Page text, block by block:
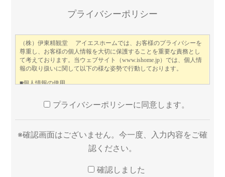
プライバシーポリシー
プライバシーポリシーに同意します。
※確認画面はございません。今一度、入力内容をご確
認ください。
確認しました